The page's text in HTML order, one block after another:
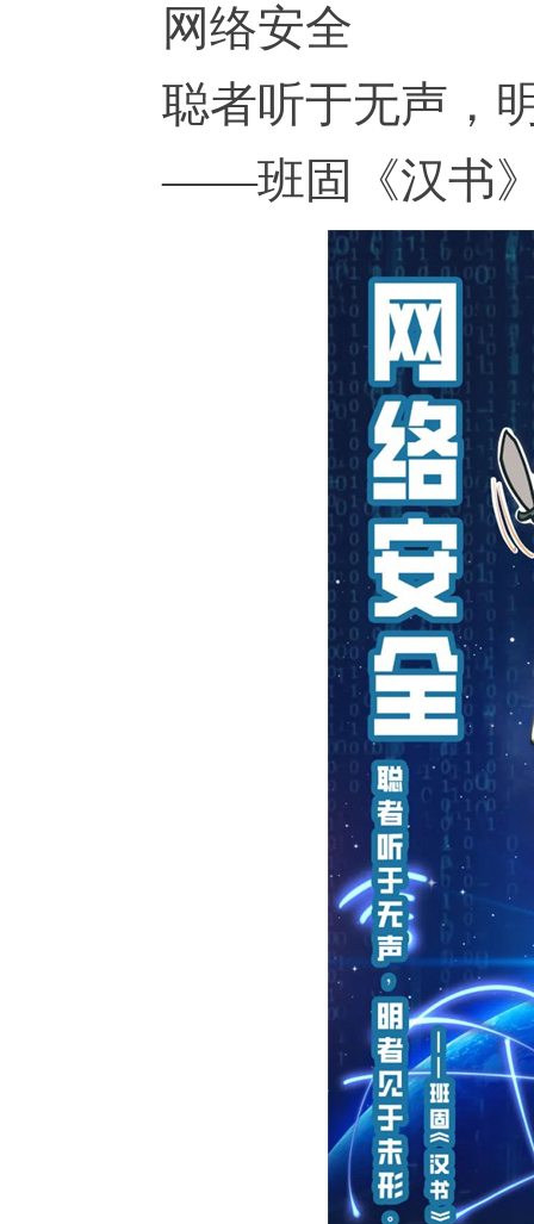
网络安全
聪者听于无声，
——班固《汉书